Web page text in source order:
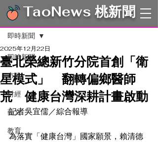
TaoNews 桃新聞
文章
即時新聞
市政
財經
藝文
教育
即時新聞
臺北榮總新竹分院首創「衛
星模式」 翻轉偏鄉醫師
荒 健康台灣深耕計畫啟動
2025年12月22日
記者吳宜儒／綜合報導
為落實「健康台灣」國家願景，賴清德